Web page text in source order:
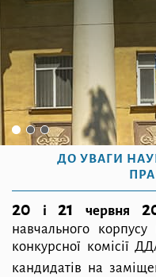
ДО УВАГИ
20 і 21 червня
навчального
конкурсної комісії
кандидатів на